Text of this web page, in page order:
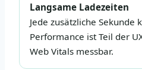
Langsame Ladezeiten
Jede zusätzliche Sekunde
Performance ist Teil der
Web Vitals messbar.